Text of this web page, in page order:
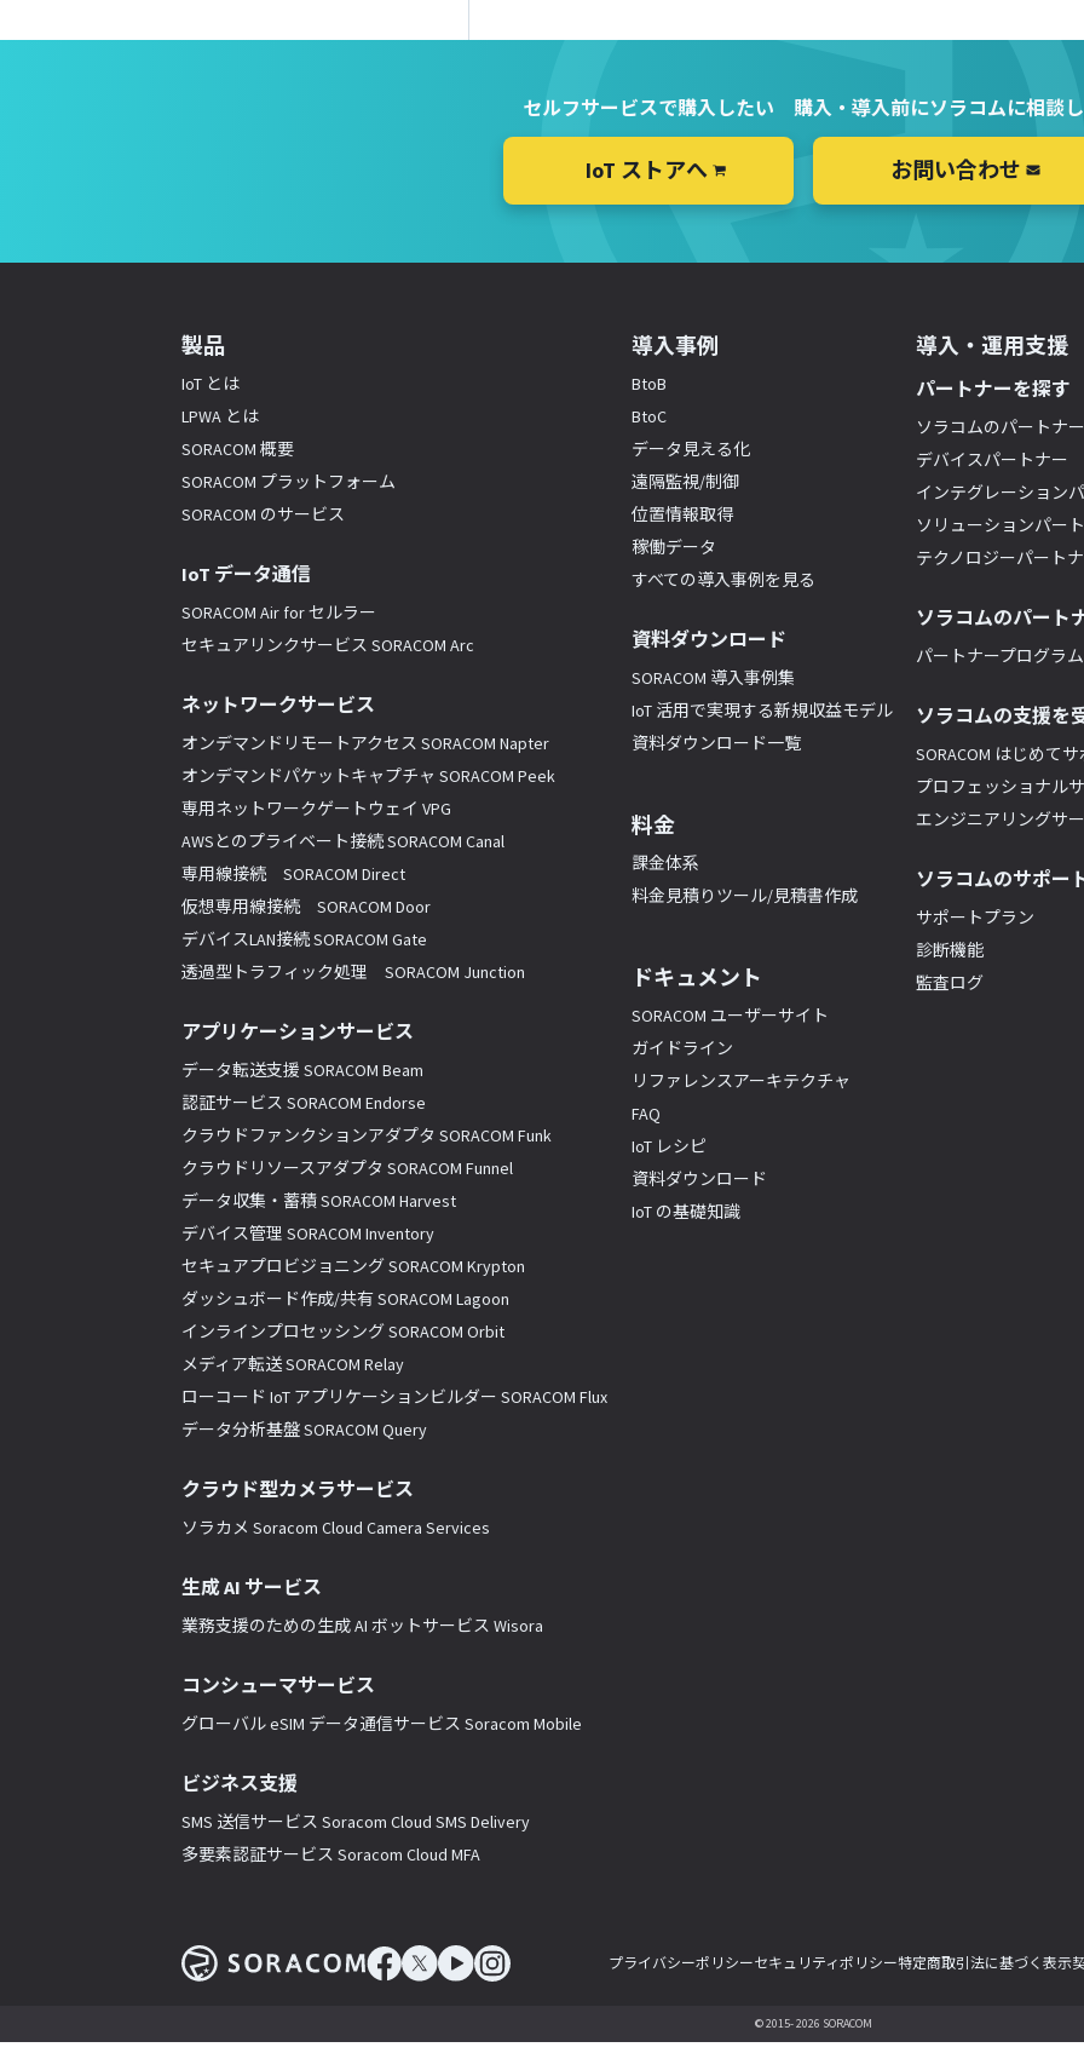
セルフサービスで購入したい
IoT ストアへ
購入・導入前にソラコムに相談
お問い合わせ
製品
IoT とは
LPWA とは
SORACOM 概要
SORACOM プラットフォーム
SORACOM のサービス
IoT データ通信
SORACOM Air for セルラー
セキュアリンクサービス SORACOM Arc
ネットワークサービス
オンデマンドリモートアクセス SORACOM Napter
オンデマンドパケットキャプチャ SORACOM Peek
専用ネットワークゲートウェイ VPG
AWSとのプライベート接続 SORACOM Canal
専用線接続 SORACOM Direct
仮想専用線接続 SORACOM Door
デバイスLAN接続 SORACOM Gate
透過型トラフィック処理 SORACOM Junction
アプリケーションサービス
データ転送支援 SORACOM Beam
認証サービス SORACOM Endorse
クラウドファンクションアダプタ SORACOM Funk
クラウドリソースアダプタ SORACOM Funnel
データ収集・蓄積 SORACOM Harvest
デバイス管理 SORACOM Inventory
セキュアプロビジョニング SORACOM Krypton
ダッシュボード作成/共有 SORACOM Lagoon
インラインプロセッシング SORACOM Orbit
メディア転送 SORACOM Relay
ローコード IoT アプリケーションビルダー SORACOM Flux
データ分析基盤 SORACOM Query
クラウド型カメラサービス
ソラカメ Soracom Cloud Camera Services
生成 AI サービス
業務支援のための生成 AI ボットサービス Wisora
コンシューマサービス
グローバル eSIM データ通信サービス Soracom Mobile
ビジネス支援
SMS 送信サービス Soracom Cloud SMS Delivery
多要素認証サービス Soracom Cloud MFA
導入事例
BtoB
BtoC
データ見える化
遠隔監視/制御
位置情報取得
稼働データ
すべての導入事例を見る
資料ダウンロード
SORACOM 導入事例集
IoT 活用で実現する新規収益モデル
資料ダウンロード一覧
料金
課金体系
料金見積りツール/見積書作成
ドキュメント
SORACOM ユーザーサイト
ガイドライン
リファレンスアーキテクチャ
FAQ
IoT レシピ
資料ダウンロード
IoT の基礎知識
導入・運用支援
パートナーを探す
ソラコムのパートナ
デバイスパートナー
インテグレーション
ソリューションパー
テクノロジーパート
ソラコムのパート
パートナープログラ
ソラコムの支援を
SORACOM はじめて
プロフェッショナル
エンジニアリングサ
ソラコムのサポー
サポートプラン
診断機能
監査ログ
プライバシーポリシーセキュリティポリシー特定商取引法に基づく表示
© 2015- 2026 SORACOM